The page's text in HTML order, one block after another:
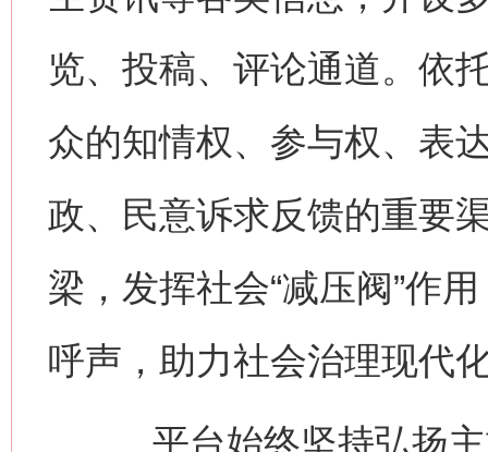
览、投稿、评论通道。依
众的知情权、参与权、表
政、民意诉求反馈的重要
梁，发挥社会“减压阀”作
呼声，助力社会治理现代
平台始终坚持弘扬主